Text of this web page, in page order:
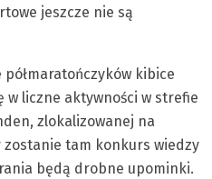
jeszcze nie są
kibice
w liczne aktywności w strefie
zlokalizowanej na
zostanie tam konkurs wiedzy
będą drobne upominki.